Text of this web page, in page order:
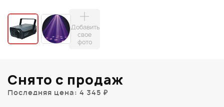
Добавить
свое
фото
Снято с продаж
Последняя цена: 4 345 ₽